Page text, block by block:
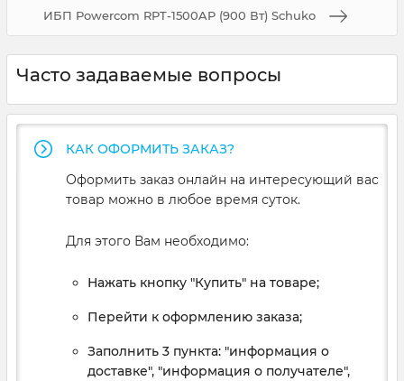
ИБП Powercom RPT-1500AP (900 Вт) Schuko
Часто задаваемые вопросы
КАК ОФОРМИТЬ ЗАКАЗ?
Оформить заказ онлайн на интересующий вас
товар можно в любое время суток.
Для этого Вам необходимо:
Нажать кнопку "Купить" на товаре;
Перейти к оформлению заказа;
Заполнить 3 пункта: "информация о
доставке", "информация о получателе",